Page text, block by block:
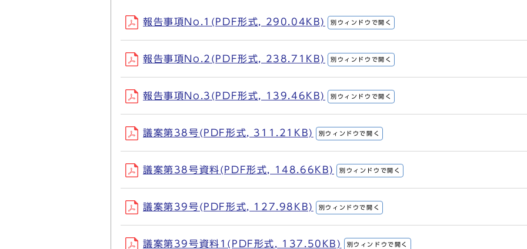
報告事項No.1(PDF形式, 290.04KB) 別ウィンドウで開く
報告事項No.2(PDF形式, 238.71KB) 別ウィンドウで開く
報告事項No.3(PDF形式, 139.46KB) 別ウィンドウで開く
議案第38号(PDF形式, 311.21KB) 別ウィンドウで開く
議案第38号資料(PDF形式, 148.66KB) 別ウィンドウで開く
議案第39号(PDF形式, 127.98KB) 別ウィンドウで開く
議案第39号資料1(PDF形式, 137.50KB) 別ウィンドウで開く